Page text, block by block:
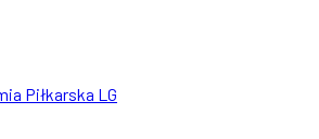
Piłkarska LG